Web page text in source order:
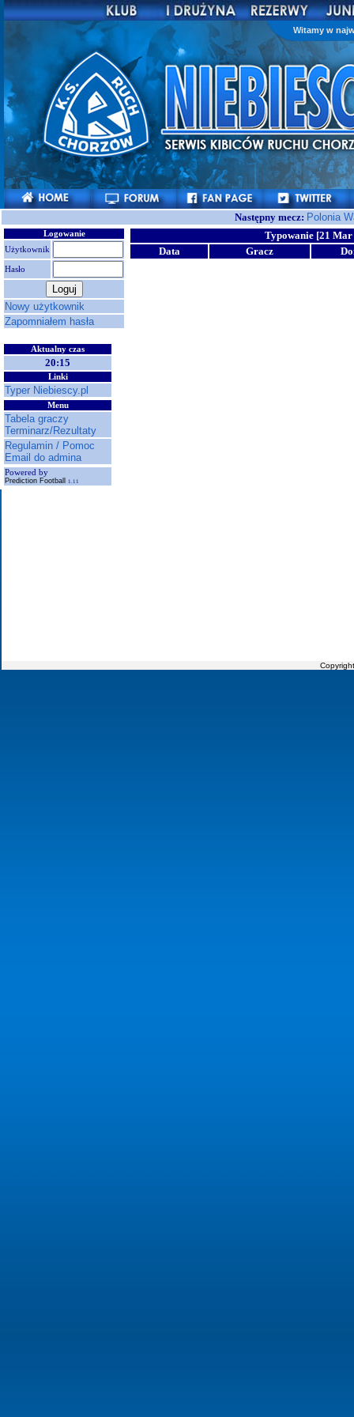
Witamy w
Następny mecz: Polonia
Logowanie
Użytkownik
Hasło
Nowy użytkownik
Zapomniałem hasła
Aktualny czas
20:15
Linki
Typer Niebiescy.pl
Menu
Tabela graczy
Terminarz/Rezultaty
Regulamin / Pomoc
Email do admina
Powered by
Prediction Football 1.11
Typowanie [21 Mar
Data
Gracz